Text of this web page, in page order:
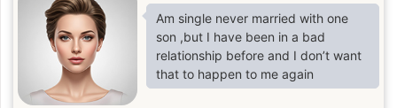
Am single never married with one
son ,but I have been in a bad
relationship before and I don’t want
that to happen to me again